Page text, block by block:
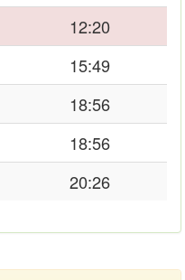
12:20
15:49
18:56
18:56
20:26